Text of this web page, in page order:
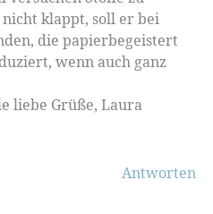
klappt, soll er bei
die papierbegeistert
wenn auch ganz
liebe Grüße, Laura
Antworten